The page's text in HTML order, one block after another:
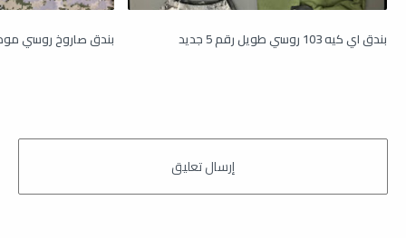
بندق اي كيه 103 روسي طويل رقم 5 جديد بندق صاروخ روسي موديل 1971